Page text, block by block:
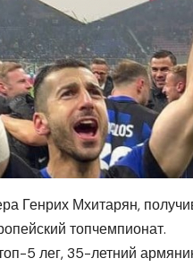
Генрих Мхитарян,
топчемпионат.
5 лег, 35-летний